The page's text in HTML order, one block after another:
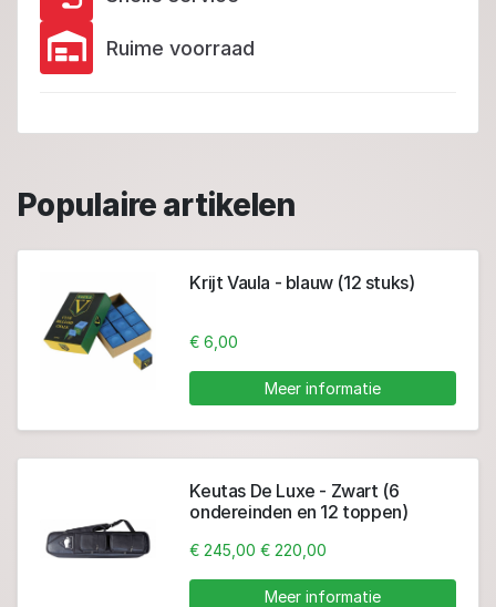
Ruime voorraad
Populaire artikelen
Krijt Vaula - blauw (12 stuks)
€ 6,00
Meer informatie
Keutas De Luxe - Zwart (6
ondereinden en 12 toppen)
€ 245,00 € 220,00
Meer informatie